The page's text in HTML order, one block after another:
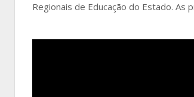
Regionais de Educação do Estado. As